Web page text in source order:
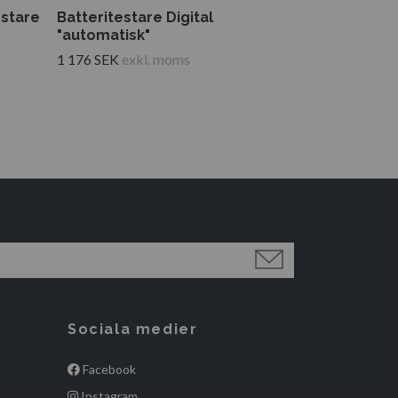
Batteritestare Digital
"automatisk"
1 176 SEK exkl. moms
Sociala medier
Facebook